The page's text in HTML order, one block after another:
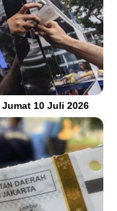
10 Juli 2026